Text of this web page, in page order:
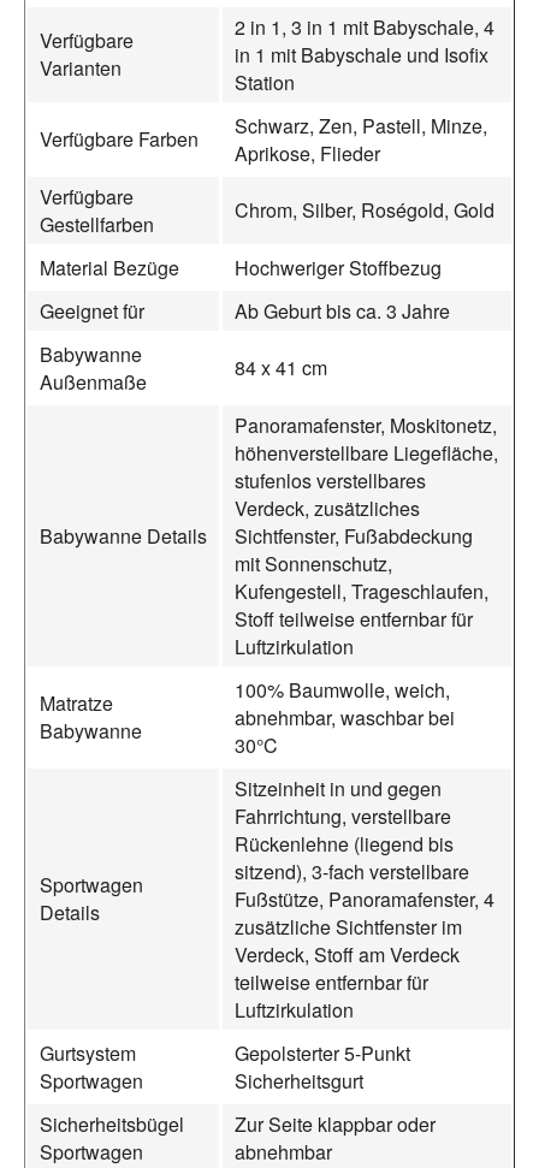
Verfügbare
Varianten
2 in 1, 3 in 1 mit Babyschale, 4
in 1 mit Babyschale und Isofix
Station
Verfügbare Farben
Schwarz, Zen, Pastell, Minze,
Aprikose, Flieder
Verfügbare
Gestellfarben
Chrom, Silber, Roségold, Gold
Material Bezüge
Hochweriger Stoffbezug
Geeignet für
Ab Geburt bis ca. 3 Jahre
Babywanne
Außenmaße
84 x 41 cm
Babywanne Details
Panoramafenster, Moskitonetz,
höhenverstellbare Liegefläche,
stufenlos verstellbares
Verdeck, zusätzliches
Sichtfenster, Fußabdeckung
mit Sonnenschutz,
Kufengestell, Trageschlaufen,
Stoff teilweise entfernbar für
Luftzirkulation
Matratze
Babywanne
100% Baumwolle, weich,
abnehmbar, waschbar bei
30°C
Sportwagen
Details
Sitzeinheit in und gegen
Fahrrichtung, verstellbare
Rückenlehne (liegend bis
sitzend), 3-fach verstellbare
Fußstütze, Panoramafenster, 4
zusätzliche Sichtfenster im
Verdeck, Stoff am Verdeck
teilweise entfernbar für
Luftzirkulation
Gurtsystem
Sportwagen
Gepolsterter 5-Punkt
Sicherheitsgurt
Sicherheitsbügel
Sportwagen
Zur Seite klappbar oder
abnehmbar